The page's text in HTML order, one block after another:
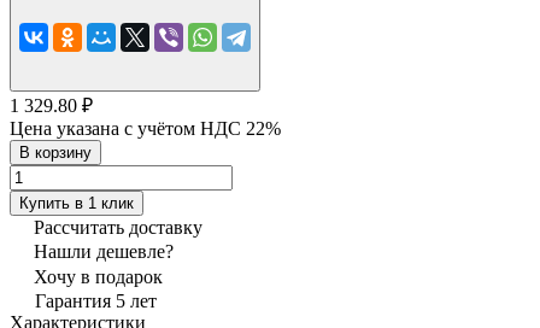
1 329.80 ₽
Цена указана с учётом НДС 22%
В корзину
Купить в 1 клик
Рассчитать доставку
Нашли дешевле?
Хочу в подарок
Гарантия 5 лет
Характеристики